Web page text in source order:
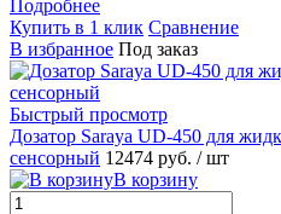
Подробнее
Купить в 1 клик Сравнение
В избранное Под заказ
Быстрый просмотр
Дозатор Saraya UD-450 для
сенсорный 12474 руб. / шт
В корзину